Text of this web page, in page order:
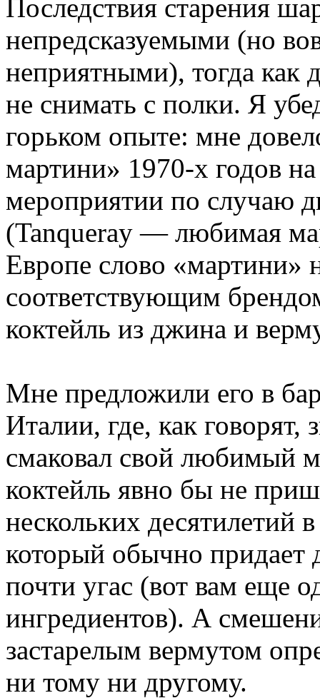
Последствия старения
непредсказуемыми (но
неприятными), тогда как
не снимать с полки. Я
горьком опыте: мне
мартини» 1970-х годов
мероприятии по случаю
(Tanqueray — любимая
Европе слово «мартини»
соответствующим
коктейль из джина и
Мне предложили его в
Италии, где, как говорят,
смаковал свой любимый
коктейль явно бы не
нескольких десятилетий
который обычно
почти угас (вот вам еще
ингредиентов). А
застарелым вермутом
ни тому ни другому.